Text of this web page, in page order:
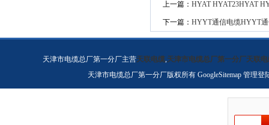
上一篇： HYAT HYAT23HYAT
下一篇： HYYT通信电缆HYYT
天津市电缆总厂第一分厂主营天联电缆,天津市电缆总厂第一分厂天联电
天津市电缆总厂第一分厂版权所有 GoogleSitemap 管理登